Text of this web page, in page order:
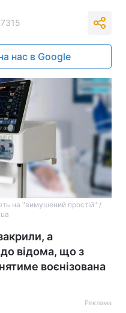
7315
нас в Google
на "вимушений простій" /
а
відома, що з
воєнізована
Реклама